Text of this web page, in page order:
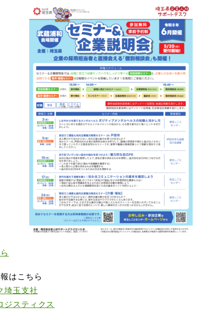
はこちら
埼玉支社
ジスティクス